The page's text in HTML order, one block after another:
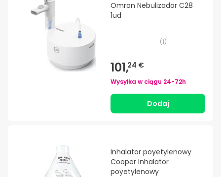
Omron Nebulizador C28
1ud
(1)
101,24 €
Wysyłka w ciągu 24-72h
Dodaj
Inhalator poyetylenowy
Cooper Inhalator
poyetylenowy